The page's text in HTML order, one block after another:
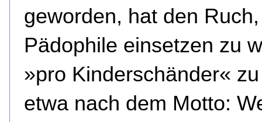
geworden, hat den
Pädophile einsetzen zu
»pro Kinderschänder«
etwa nach dem Motto: